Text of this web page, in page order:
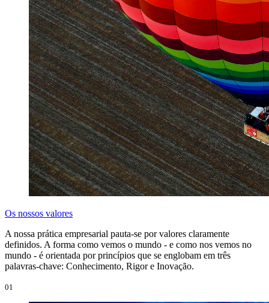
Os nossos valores
A nossa prática empresarial pauta-se por valores claramente
definidos. A forma como vemos o mundo - e como nos vemos no
mundo - é orientada por princípios que se englobam em três
palavras-chave: Conhecimento, Rigor e Inovação.
01